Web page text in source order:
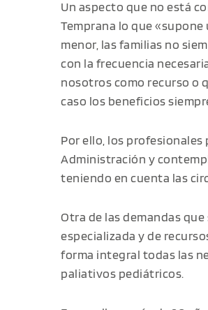
Un aspecto que no está
Temprana lo que
menor, las familias no
con la frecuencia
nosotros como recurso o
caso los beneficios
Por ello, los
Administración y
teniendo en cuenta las
Otra de las demandas
especializada y de
forma integral todas las
paliativos pediátricos.